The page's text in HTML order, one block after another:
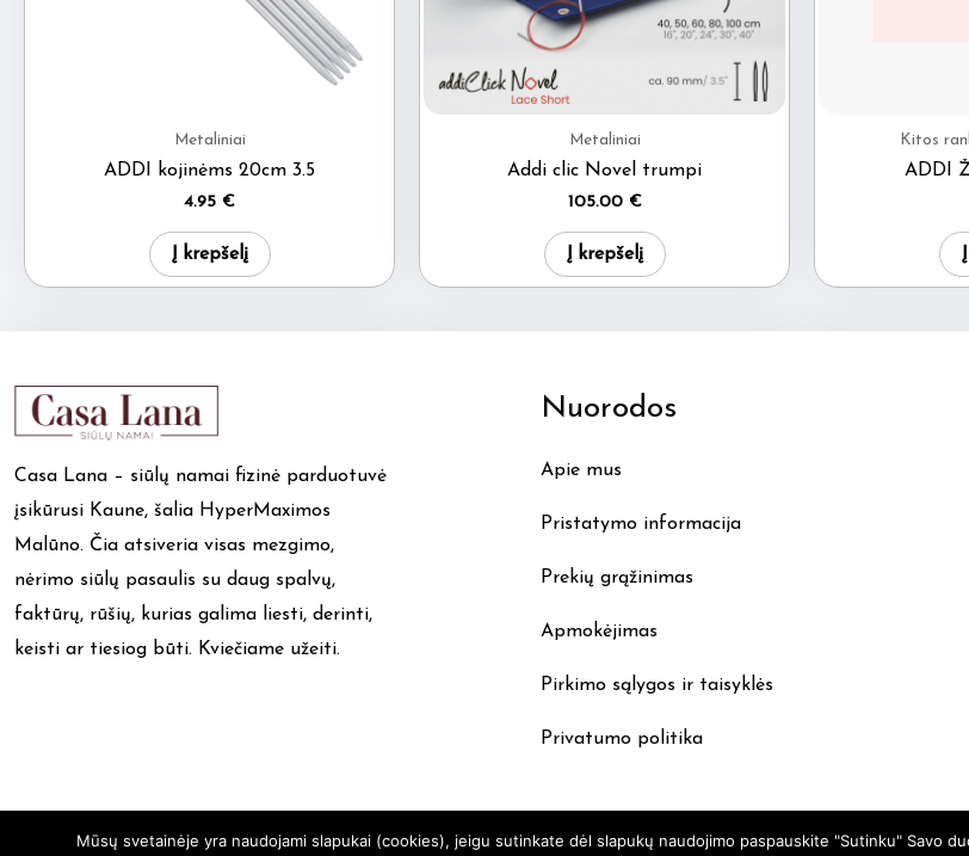
Metaliniai
ADDI kojinėms 20cm 3.5
4.95 €
Į krepšelį
Metaliniai
Addi clic Novel trumpi
105.00 €
Į krepšelį
Kitos
ADDI
Casa Lana – siūlų namai fizinė parduotuvė
įsikūrusi Kaune, šalia HyperMaximos
Malūno. Čia atsiveria visas mezgimo,
nėrimo siūlų pasaulis su daug spalvų,
faktūrų, rūšių, kurias galima liesti, derinti,
keisti ar tiesiog būti. Kviečiame užeiti.
Nuorodos
Apie mus
Pristatymo informacija
Prekių grąžinimas
Apmokėjimas
Pirkimo sąlygos ir taisyklės
Privatumo politika
Mūsų svetainėje yra naudojami slapukai (cookies), jeigu sutinkate dėl slapukų naudojimo paspauskite "Sutinku" Savo